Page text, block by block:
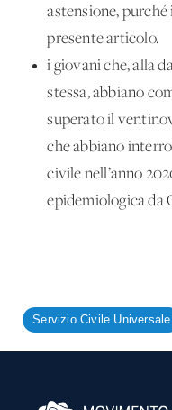
astensione,
presente articolo.
i giovani che, alla
stessa, abbiano
superato il
che abbiano
civile nell’anno
epidemiologica da
Servizio Civile Universale